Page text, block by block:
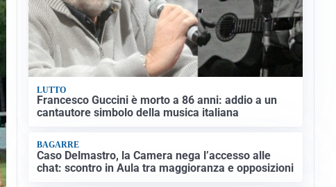
LUTTO
Francesco Guccini è morto a 86 anni: addio a un
cantautore simbolo della musica italiana
BAGARRE
Caso Delmastro, la Camera nega l’accesso alle
chat: scontro in Aula tra maggioranza e opposizioni